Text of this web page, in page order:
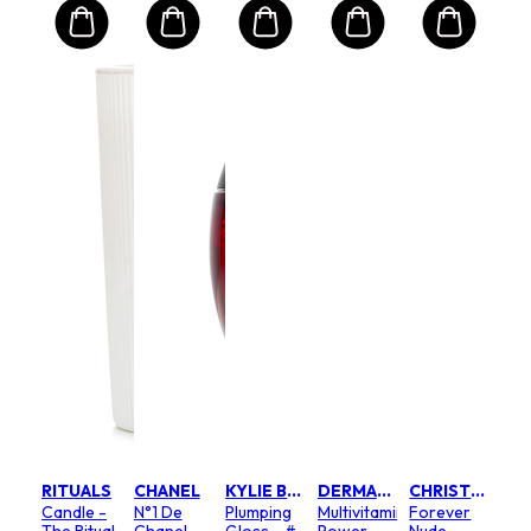
RITUALS
Candle -
CHANEL
N°1 De
KYLIE BY KYLIE JENNER
Plumping
DERMALOGICA
Multivitamin
CHRISTIAN DIOR
Forever